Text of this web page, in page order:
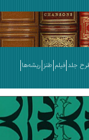
جلد فیلم طنز ریشه‌ها